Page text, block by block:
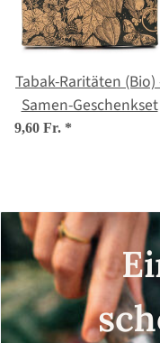
Tabak-Raritäten (Bio)
Samen-Geschenkset
9,60 Fr. *